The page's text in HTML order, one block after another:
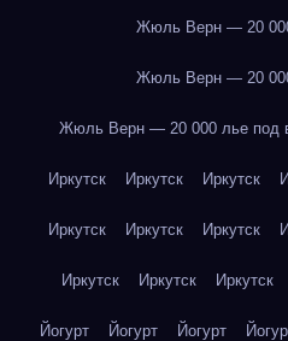
Жюль Верн — 20
Жюль Верн — 20
Жюль Верн — 20 000 лье под
Иркутск Иркутск Иркутск
Иркутск Иркутск Иркутск
Иркутск Иркутск Иркутск
Йогурт Йогурт Йогурт